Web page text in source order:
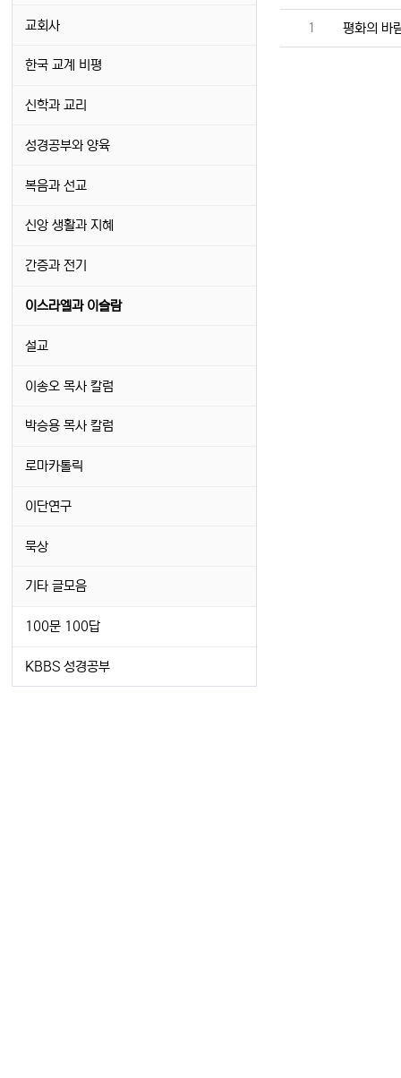
번호
1 평화의 바
교회사
한국 교계 비평
신학과 교리
성경공부와 양육
복음과 선교
신앙 생활과 지혜
간증과 전기
이스라엘과 이슬람
설교
이송오 목사 칼럼
박승용 목사 칼럼
로마카톨릭
이단연구
묵상
기타 글모음
100문 100답
KBBS 성경공부